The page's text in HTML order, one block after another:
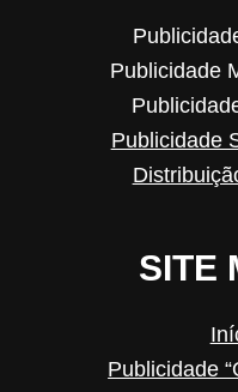
Publicidade
Publicidade
SITE
Publicidade